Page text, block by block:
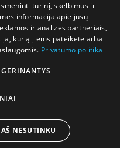
31358
turinį, skelbimus ir
informacija apie jūsų
ir analizės partneriais,
kurią jiems pateikėte arba
Privatumo politika
AŠ NESUTINKU